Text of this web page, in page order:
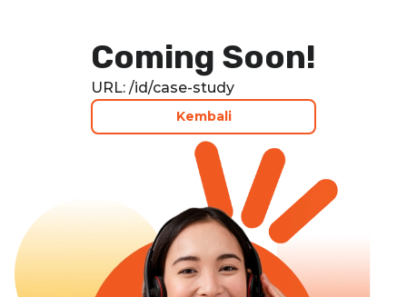
Coming Soon!
URL: /id/case-study
Kembali